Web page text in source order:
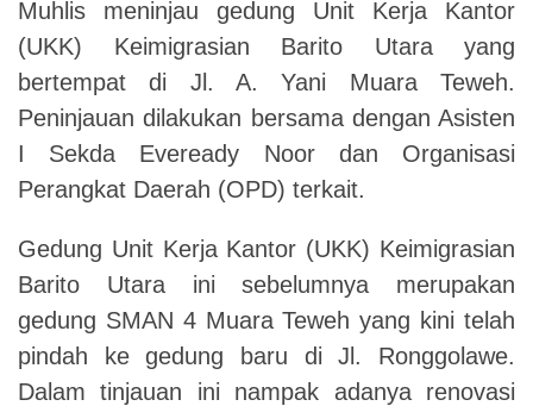
Muhlis meninjau gedung Unit Kerja Kantor
(UKK) Keimigrasian Barito Utara yang
bertempat di Jl. A. Yani Muara Teweh.
Peninjauan dilakukan bersama dengan Asisten
I Sekda Eveready Noor dan Organisasi
Perangkat Daerah (OPD) terkait.
Gedung Unit Kerja Kantor (UKK) Keimigrasian
Barito Utara ini sebelumnya merupakan
gedung SMAN 4 Muara Teweh yang kini telah
pindah ke gedung baru di Jl. Ronggolawe.
Dalam tinjauan ini nampak adanya renovasi